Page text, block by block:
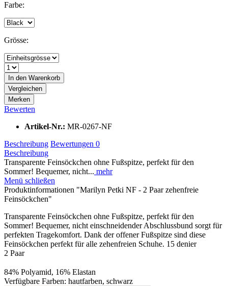
Farbe:
Grösse:
In den Warenkorb
Vergleichen
Merken
Bewerten
Artikel-Nr.: MR-0267-NF
Beschreibung Bewertungen 0
Beschreibung
Transparente Feinsöckchen ohne Fußspitze, perfekt für den
Sommer! Bequemer, nicht... mehr
Menü schließen
Produktinformationen "Marilyn Petki NF - 2 Paar zehenfreie
Feinsöckchen"
Transparente Feinsöckchen ohne Fußspitze, perfekt für den
Sommer! Bequemer, nicht einschneidender Abschlussbund sorgt für
perfekten Tragekomfort. Dank der offener Fußspitze sind diese
Feinsöckchen perfekt für alle zehenfreien Schuhe. 15 denier
2 Paar
84% Polyamid, 16% Elastan
Verfügbare Farben: hautfarben, schwarz